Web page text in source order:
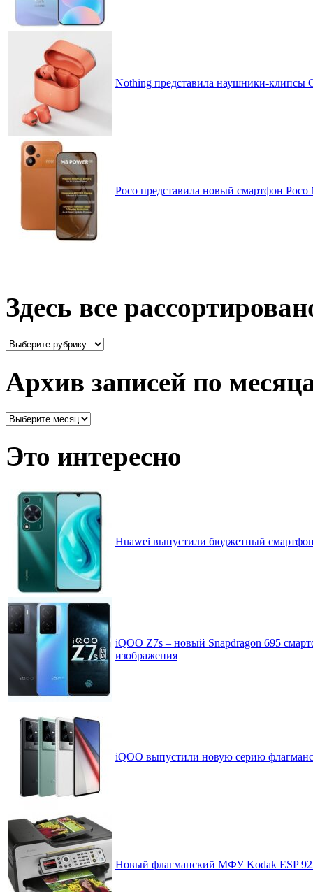
Nothing представила наушники-клипсы
Poco представила новый смартфон
Здесь все
Здесь
Архив записей по
Архив
месяцам
Это интересно
Huawei выпустили бюджетный
iQOO Z7s – новый Snapdragon 695
изображения
iQOO выпустили новую серию
Новый флагманский МФУ Kodak ESP